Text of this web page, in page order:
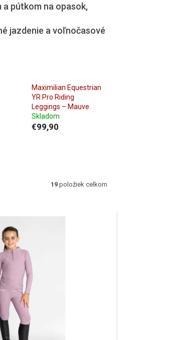
pútkom na opasok,
jazdenie a voľnočasové
Maximilian Equestrian
YR Pro Riding
Leggings – Mauve
Skladom
€99,90
19 položiek celkom